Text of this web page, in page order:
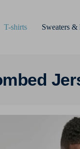
T-shirts Sweaters &